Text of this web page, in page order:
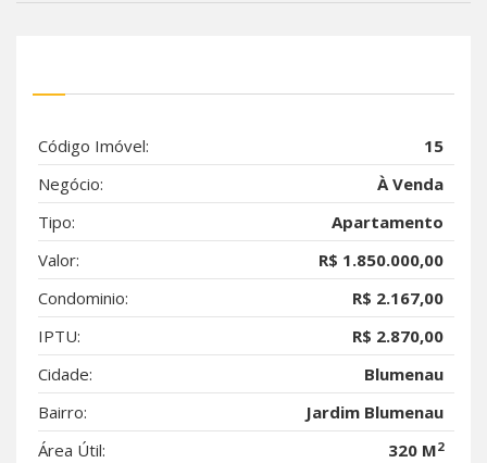
Código Imóvel:
15
Negócio:
À Venda
Tipo:
Apartamento
Valor:
R$ 1.850.000,00
Condominio:
R$ 2.167,00
IPTU:
R$ 2.870,00
Cidade:
Blumenau
Bairro:
Jardim Blumenau
Área Útil:
320 M2